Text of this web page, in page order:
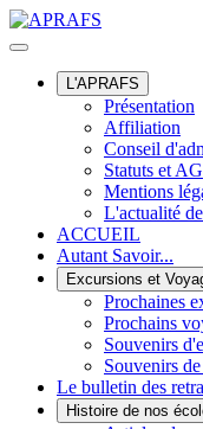
L'APRAFS
Présentation
Affiliation
Conseil
Statuts et AG
Mentions
L'actualité
ACCUEIL
Autant Savoir...
Excursions et
Prochaines
Prochains
Souvenirs
Souvenirs
Le bulletin des
Histoire de nos